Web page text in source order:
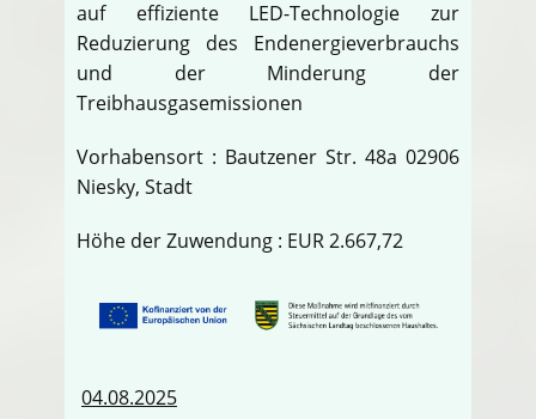
auf effiziente LED-Technologie zur
Reduzierung des Endenergieverbrauchs
und der Minderung der
Treibhausgasemissionen
Vorhabensort : Bautzener Str. 48a 02906
Niesky, Stadt
Höhe der Zuwendung : EUR 2.667,72
04.08.2025